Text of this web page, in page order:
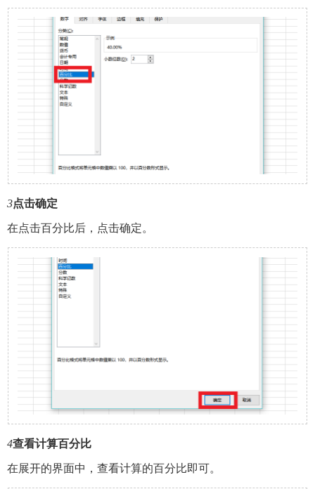
3点击确定
在点击百分比后，点击确定。
4查看计算百分比
在展开的界面中，查看计算的百分比即可。